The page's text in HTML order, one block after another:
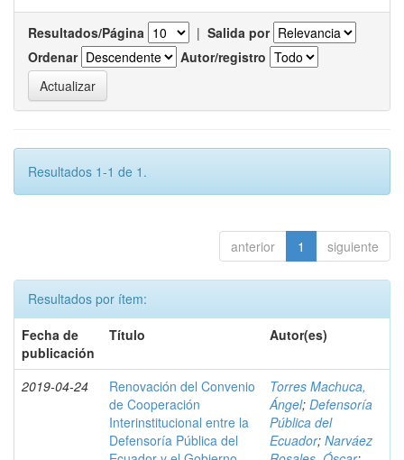
Resultados/Página | Salida por
Ordenar
Autor/registro
Resultados 1-1 de 1.
anterior 1 siguiente
Resultados por ítem:
Fecha de
publicación
Título Autor(es)
2019-04-24
Renovación del Convenio
de Cooperación
Interinstitucional entre la
Defensoría Pública del
Torres Machuca,
Ángel; Defensoría
Pública del
Ecuador; Narváez